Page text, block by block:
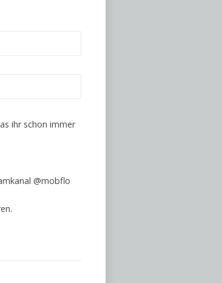
ihr schon immer
@mobflo